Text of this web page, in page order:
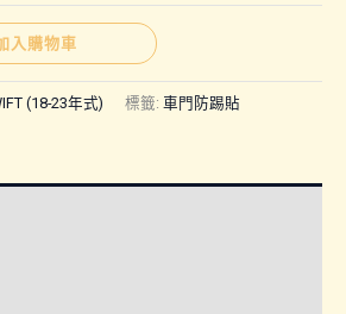
圍：
NT$590
到
入購物車
(18-23年式) 標籤: 車門防踢貼